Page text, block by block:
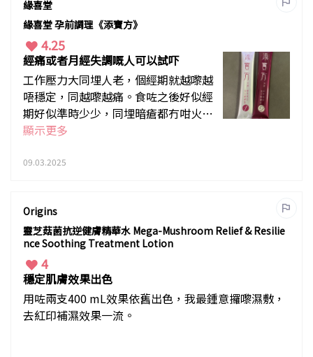
緣喜堂
緣喜堂 孕前調理《添寶方》
4.25
經痛或者月經失調嘅人可以試吓
工作壓力大同埋人老，個經期就越嚟越
唔穩定，同越嚟越痛。食咗之後好似經
期好似準時少少，同埋暗瘡都冇咁火山
爆發
顯示更多
09.03.2025
Origins
靈芝菇菌抗逆健膚精華水 Mega-Mushroom Relief & Resilie
nce Soothing Treatment Lotion
4
穩定肌膚效果出色
用咗兩支400 mL效果依舊出色，我最鍾意攞嚟濕敷，
去紅印補濕效果一流。